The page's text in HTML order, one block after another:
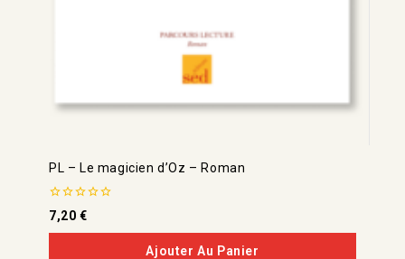
PL – Le magicien d’Oz – Roman
0
de
5
7,20 €
Ajouter Au Panier